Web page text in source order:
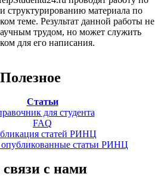
структурированию материала по
теме. Результат данной работы не
трудом, но может служить
для его написания.
Полезное
Статьи
для студента
FAQ
статей РИНЦ
опубликованные статьи РИНЦ
с нами